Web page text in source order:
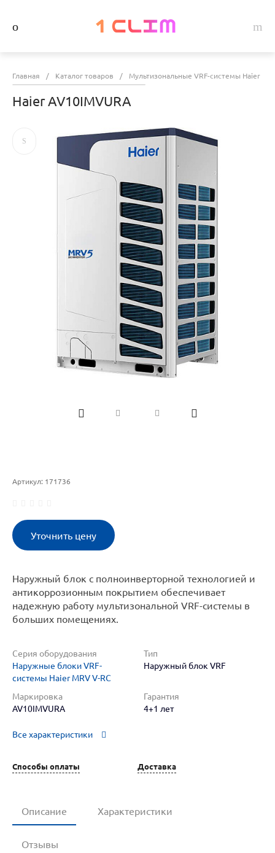
Главная / Каталог товаров / Мультизональные VRF-системы Haier
Haier AV10IMVURA
Артикул: 171736
Уточнить цену
Наружный блок с полноинверторной технологией и
антикоррозионным покрытием обеспечивает
надежную работу мультизональной VRF-системы в
больших помещениях.
Серия оборудования
Наружные блоки VRF-
системы Haier MRV V-RC
Тип
Наружный блок VRF
Маркировка
AV10IMVURA
Гарантия
4+1 лет
Все характеристики
Способы оплаты Доставка
Описание Характеристики
Отзывы